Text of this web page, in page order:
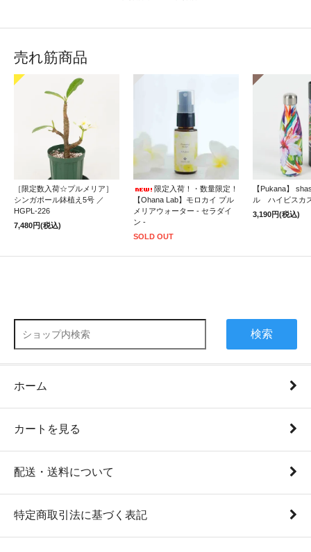
売れ筋商品
［限定数入荷☆プルメリア］
シンガポール鉢植え5号 ／
HGPL-226
7,480円(税込)
限定入荷！・数量限定！
【Ohana Lab】モロカイ プル
メリアウォーター - セラダイ
ン -
SOLD OUT
【Pukana】
ル ハイビスカ
3,190円(税込)
検索
ホーム
カートを見る
配送・送料について
特定商取引法に基づく表記